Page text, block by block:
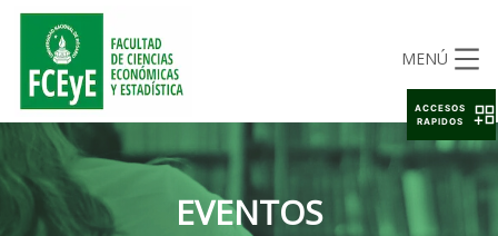
MENÚ
EVENTOS
ACCESOS
RAPIDOS